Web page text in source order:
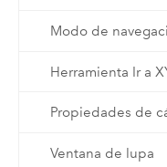
Modo de
Herramienta Ir a
Propiedades de
Ventana de lupa